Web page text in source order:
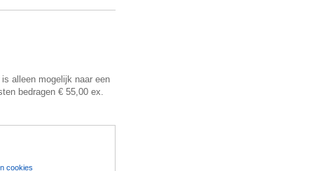
alleen mogelijk naar een
bedragen € 55,00 ex.
cookies